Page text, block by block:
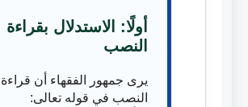
أولًا: الاستدلال بقراءة
النصب
يرى جمهور الفقهاء أن قراءة
النصب في قوله تعالى: